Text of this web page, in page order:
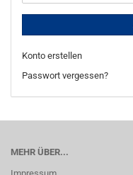
Konto erstellen
Passwort vergessen?
MEHR ÜBER...